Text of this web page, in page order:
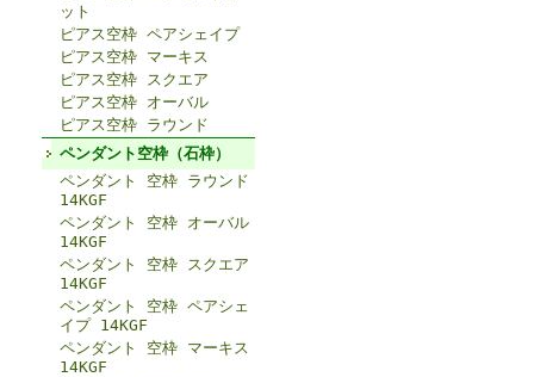
ット
ピアス空枠 ペアシェイプ
ピアス空枠 マーキス
ピアス空枠 スクエア
ピアス空枠 オーバル
ピアス空枠 ラウンド
ペンダント空枠（石枠）
ペンダント 空枠 ラウンド
14KGF
ペンダント 空枠 オーバル
14KGF
ペンダント 空枠 スクエア
14KGF
ペンダント 空枠 ペアシェ
イプ 14KGF
ペンダント 空枠 マーキス
14KGF